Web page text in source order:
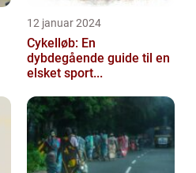
12 januar 2024
Cykelløb: En
dybdegående guide til en
elsket sport...